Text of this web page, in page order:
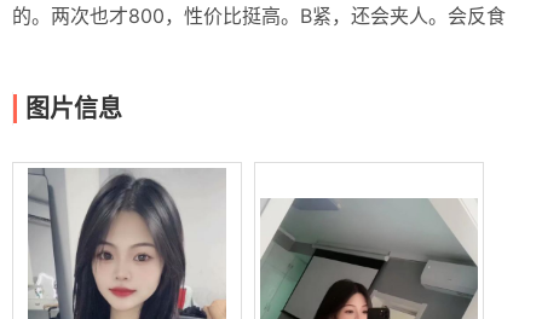
的。两次也才800，性价比挺高。B紧，还会夹人。会反食
图片信息